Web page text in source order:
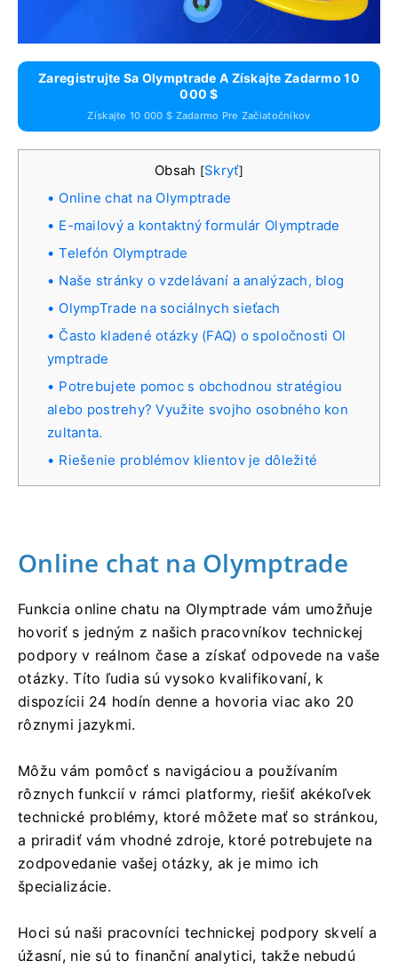
Zaregistrujte Sa Olymptrade A Získajte Zadarmo 10
000 $
Získajte 10 000 $ Zadarmo Pre Začiatočníkov
Obsah [Skryť]
Online chat na Olymptrade
E-mailový a kontaktný formulár Olymptrade
Telefón Olymptrade
Naše stránky o vzdelávaní a analýzach, blog
OlympTrade na sociálnych sieťach
Často kladené otázky (FAQ) o spoločnosti Ol
ymptrade
Potrebujete pomoc s obchodnou stratégiou
alebo postrehy? Využite svojho osobného kon
zultanta.
Riešenie problémov klientov je dôležité
Online chat na Olymptrade
Funkcia online chatu na Olymptrade vám umožňuje
hovoriť s jedným z našich pracovníkov technickej
podpory v reálnom čase a získať odpovede na vaše
otázky. Títo ľudia sú vysoko kvalifikovaní, k
dispozícii 24 hodín denne a hovoria viac ako 20
rôznymi jazykmi.
Môžu vám pomôcť s navigáciou a používaním
rôznych funkcií v rámci platformy, riešiť akékoľvek
technické problémy, ktoré môžete mať so stránkou,
a priradiť vám vhodné zdroje, ktoré potrebujete na
zodpovedanie vašej otázky, ak je mimo ich
špecializácie.
Hoci sú naši pracovníci technickej podpory skvelí a
úžasní, nie sú to finanční analytici, takže nebudú